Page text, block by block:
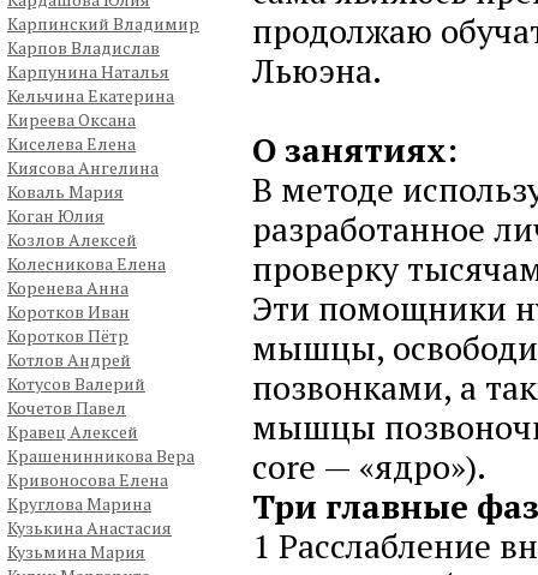
Карпинский Владимир
Карпов Владислав
Карпунина Наталья
Кельчина Екатерина
Киреева Оксана
Киселева Елена
Киясова Ангелина
Коваль Мария
Коган Юлия
Козлов Алексей
Колесникова Елена
Коренева Анна
Коротков Иван
Коротков Пётр
Котлов Андрей
Котусов Валерий
Кочетов Павел
Кравец Алексей
Крашенинникова Вера
Кривоносова Елена
Круглова Марина
Кузькина Анастасия
Кузьмина Мария
продолжаю
Льюэна.
О занятиях:
В методе
разработанное
проверку
Эти помощники
мышцы,
позвонками, а
мышцы
core — «ядро»).
Три главные
1 Расслабление